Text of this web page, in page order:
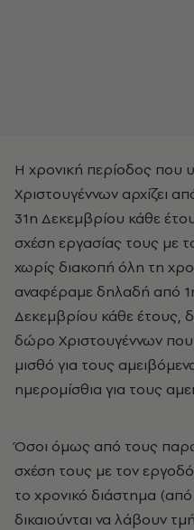
Η χρονική περίοδος που
Χριστουγέννων αρχίζει
31η Δεκεμβρίου κάθε
σχέση εργασίας τους με
χωρίς διακοπή όλη τη
αναφέραμε δηλαδή από
Δεκεμβρίου κάθε έτους,
δώρο Χριστουγέννων που
μισθό για τους
ημερομίσθια για τους
Όσοι όμως από τους
σχέση τους με τον
το χρονικό διάστημα
δικαιούνται να λάβουν